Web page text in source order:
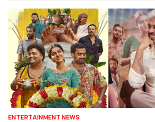
ENTERTAINMENT NEWS